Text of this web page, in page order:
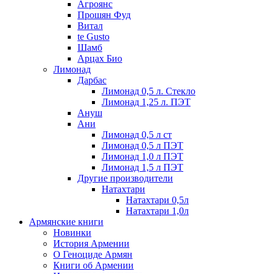
Агроянс
Прошян Фуд
Витал
te Gusto
Шамб
Арцах Био
Лимонад
Дарбас
Лимонад 0,5 л. Стекло
Лимонад 1,25 л. ПЭТ
Ануш
Ани
Лимонад 0,5 л ст
Лимонад 0,5 л ПЭТ
Лимонад 1,0 л ПЭТ
Лимонад 1,5 л ПЭТ
Другие производители
Натахтари
Натахтари 0,5л
Натахтари 1,0л
Армянские книги
Новинки
История Армении
О Геноциде Армян
Книги об Армении